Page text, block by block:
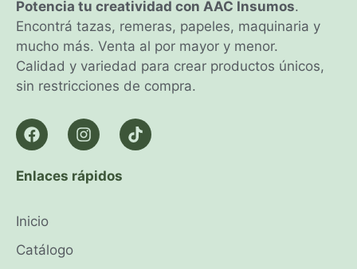
Potencia tu creatividad con AAC Insumos.
Encontrá tazas, remeras, papeles, maquinaria y
mucho más. Venta al por mayor y menor.
Calidad y variedad para crear productos únicos,
sin restricciones de compra.
Enlaces rápidos
Inicio
Catálogo